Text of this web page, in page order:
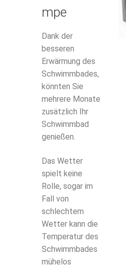
mpe
Dank der
besseren
Erwärmung des
Schwimmbades,
könnten Sie
mehrere Monate
zusätzlich Ihr
Schwimmbad
genießen.
Das Wetter
spielt keine
Rolle, sogar im
Fall von
schlechtem
Wetter kann die
Temperatur des
Schwimmbades
mühelos